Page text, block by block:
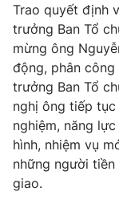
Hậu trường
Nhân vật
Khán giả
Giải sao mai
Điện ảnh
Âm nhạc
Sao
Đời sống
Du lịch
Làm đẹp
Chất lượng cuộc
Giáo dục
Tuyển sinh
Học trực tuyến
Công nghệ
Hitech Công
Sản phẩm
Giao lưu trực
Trao quyết định
trưởng Ban Tổ
mừng ông
động, phân
trưởng Ban Tổ
nghị ông tiếp
nghiệm, năng
hình, nhiệm vụ
những người
giao.